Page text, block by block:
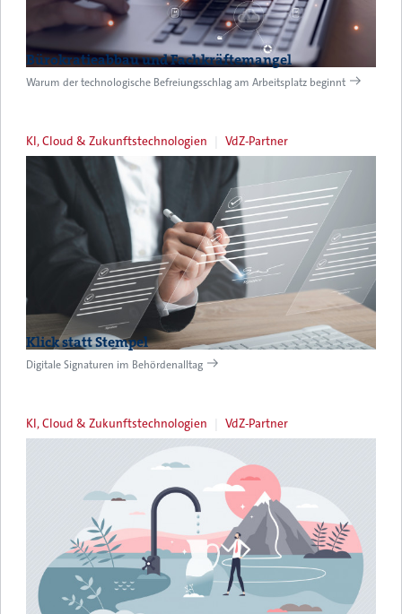
Bürokratieabbau und Fachkräftemangel
Warum der technologische Befreiungsschlag am Arbeitsplatz beginnt
KI, Cloud & Zukunftstechnologien VdZ-Partner
Klick statt Stempel
Digitale Signaturen im Behördenalltag
KI, Cloud & Zukunftstechnologien VdZ-Partner